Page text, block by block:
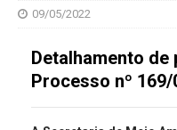
09/05/2022
Detalhamento de
Processo nº